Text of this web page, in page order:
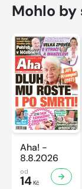
Mohlo
Aha! -
8.8.2026
od
14Kč